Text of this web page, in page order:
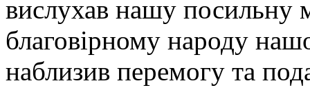
вислухав нашу посильну
благовірному народу
наблизив перемогу та